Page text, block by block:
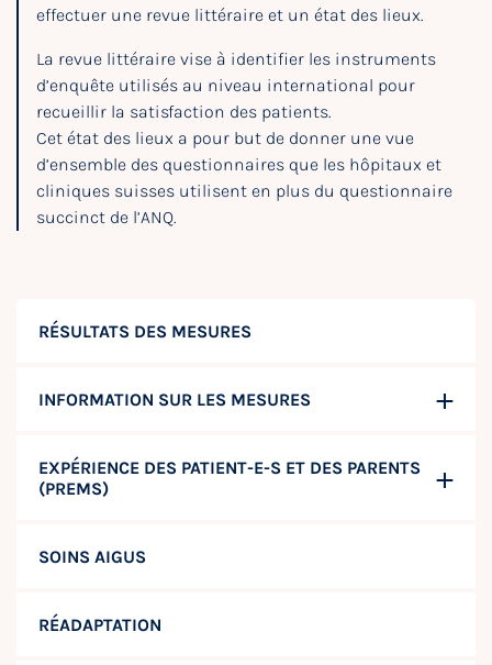
RÉSULTATS DES MESURES
INFORMATION SUR LES MESURES
EXPÉRIENCE DES PATIENT-E-S ET DES PARENTS
(PREMS)
SOINS AIGUS
RÉADAPTATION
effectuer une revue littéraire et un état des lieux.
La revue littéraire vise à identifier les instruments
d’enquête utilisés au niveau international pour
recueillir la satisfaction des patients.
Cet état des lieux a pour but de donner une vue
d’ensemble des questionnaires que les hôpitaux et
cliniques suisses utilisent en plus du questionnaire
succinct de l’ANQ.